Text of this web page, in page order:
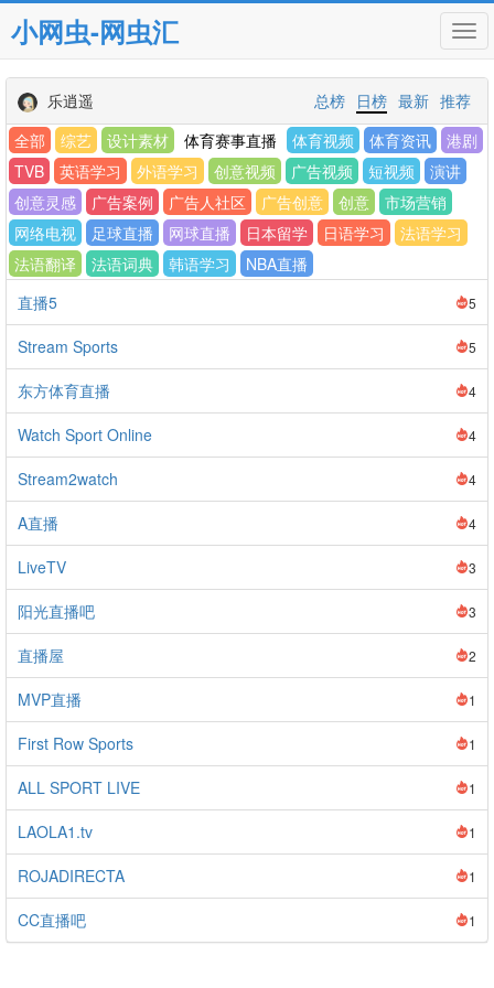
小网虫-网虫汇
乐逍遥 推荐
最新
日榜
总榜
全部
综艺 设计素材 体育赛事直播 体育视频 体育资讯
港剧
TVB
英语学习 外语学习 创意视频 广告视频 短视频
演讲
创意灵感
广告案例 广告人社区 广告创意 创意
市场营销
网络电视
足球直播 网球直播 日本留学 日语学习
法语学习
法语翻译
法语词典 韩语学习
NBA直播
直播5
5
Stream Sports 5
东方体育直播 4
Watch Sport Online 4
Stream2watch 4
A直播 4
LiveTV 3
阳光直播吧 3
直播屋 2
MVP直播 1
First Row Sports 1
ALL SPORT LIVE 1
LAOLA1.tv 1
ROJADIRECTA 1
CC直播吧 1